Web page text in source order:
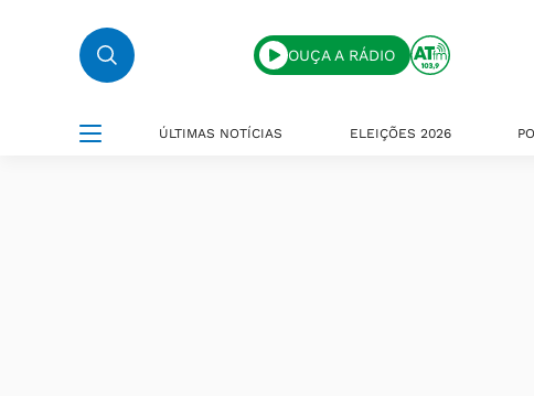
OUÇA A RÁDIO
ÚLTIMAS NOTÍCIAS ELEIÇÕES 2026